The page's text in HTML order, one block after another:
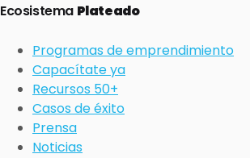
Ecosistema Plateado
Programas de emprendimiento
Capacítate ya
Recursos 50+
Casos de éxito
Prensa
Noticias